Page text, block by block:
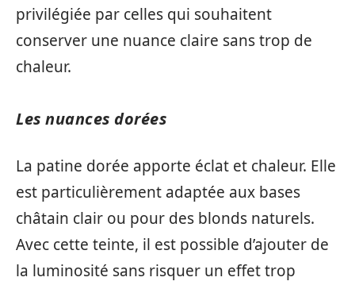
privilégiée par celles qui souhaitent
conserver une nuance claire sans trop de
chaleur.
Les nuances dorées
La patine dorée apporte éclat et chaleur. Elle
est particulièrement adaptée aux bases
châtain clair ou pour des blonds naturels.
Avec cette teinte, il est possible d’ajouter de
la luminosité sans risquer un effet trop